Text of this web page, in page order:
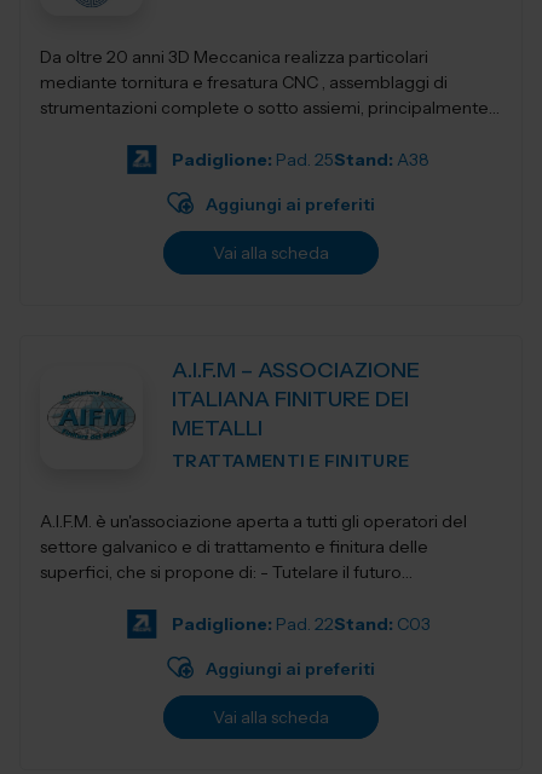
Da oltre 20 anni 3D Meccanica realizza particolari
mediante tornitura e fresatura CNC , assemblaggi di
strumentazioni complete o sotto assiemi, principalmente
Padiglione: Pad. 25Stand: A38
Aggiungi ai preferiti
Vai alla scheda
A.I.F.M – ASSOCIAZIONE
ITALIANA FINITURE DEI
METALLI
TRATTAMENTI E FINITURE
A.I.F.M. è un'associazione aperta a tutti gli operatori del
settore galvanico e di trattamento e finitura delle
superfici, che si propone di: - Tutelare il futuro
Padiglione: Pad. 22Stand: C03
Aggiungi ai preferiti
Vai alla scheda